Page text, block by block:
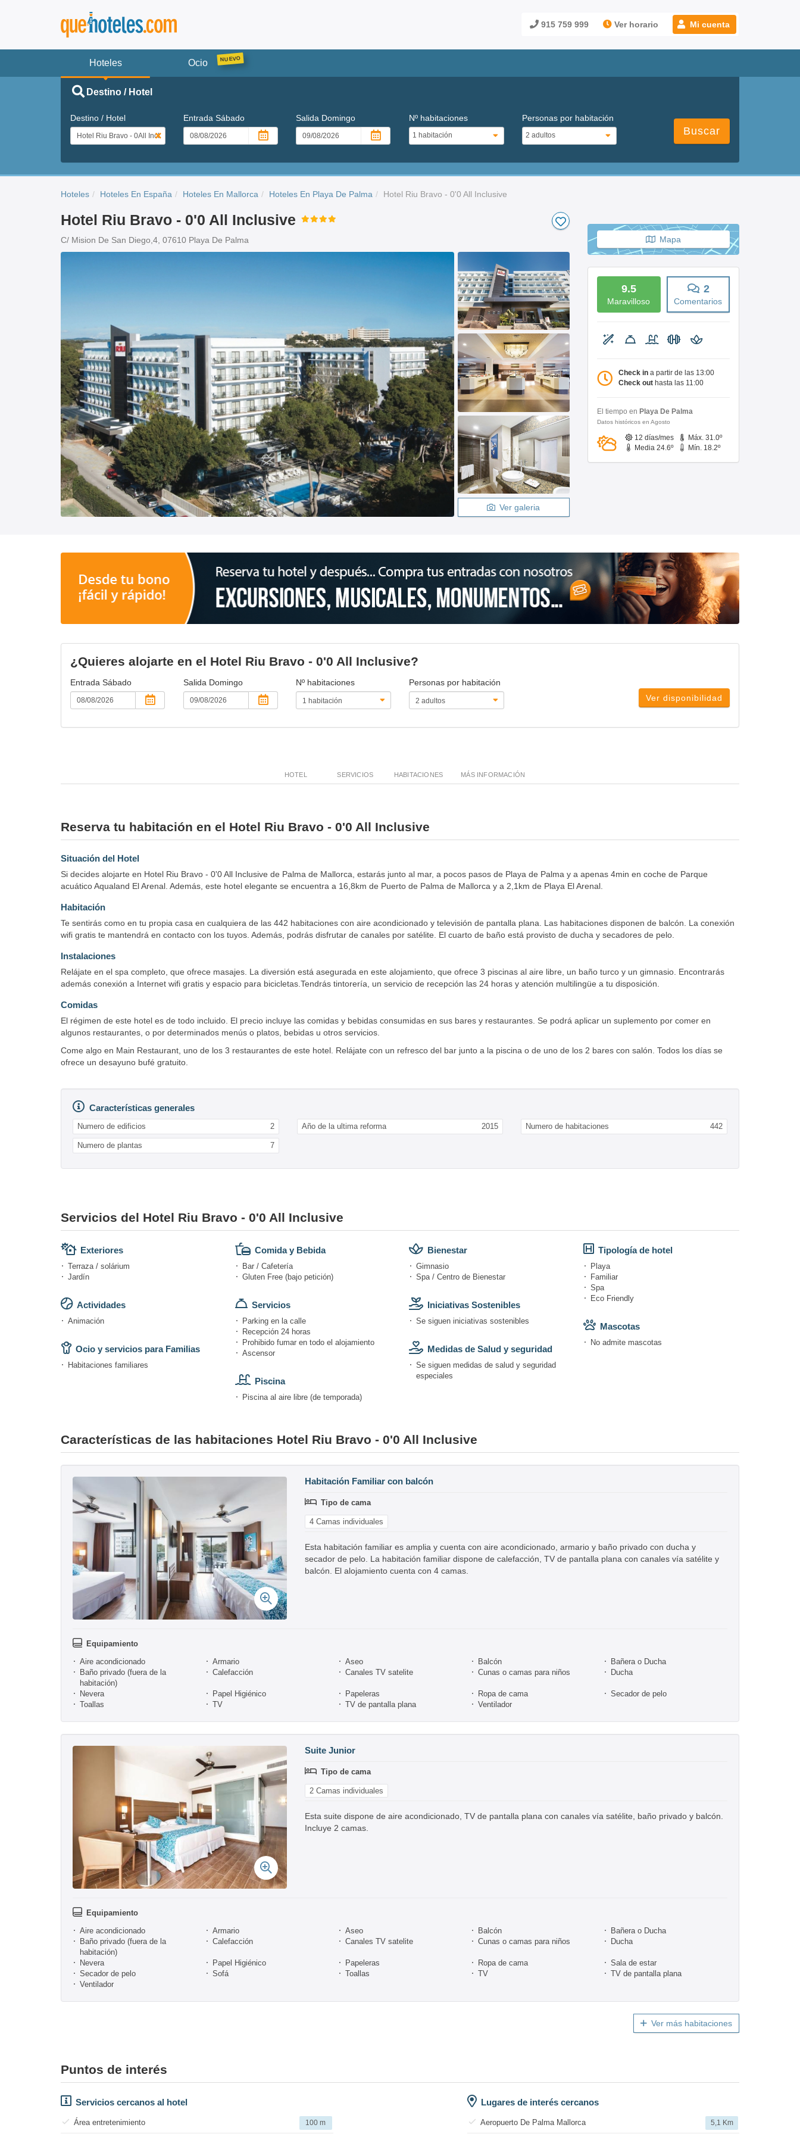
915 759 999 Ver horario Mi cuenta
Hoteles Ocio
Destino / Hotel
Destino / Hotel Entrada Sábado Salida Domingo Nº habitaciones Personas por habitación
Buscar
Hoteles Hoteles En España Hoteles En Mallorca Hoteles En Playa De Palma Hotel Riu Bravo - 0'0 All Inclusive
Hotel Riu Bravo - 0'0 All Inclusive
C/ Mision De San Diego,4, 07610 Playa De Palma
Ver galeria
Mapa
9.5
Maravilloso
2
Comentarios
Check in a partir de las 13:00
Check out hasta las 11:00
El tiempo en Playa De Palma
Datos históricos en Agosto
12 días/mes
Máx. 31.0º
Media 24.6º
Mín. 18.2º
¿Quieres alojarte en el Hotel Riu Bravo - 0'0 All Inclusive?
Entrada Sábado Salida Domingo Nº habitaciones
Personas por habitación
Ver disponibilidad
HOTEL SERVICIOS HABITACIONES MÁS INFORMACIÓN
Reserva tu habitación en el Hotel Riu Bravo - 0'0 All Inclusive
Situación del Hotel
Si decides alojarte en Hotel Riu Bravo - 0'0 All Inclusive de Palma de Mallorca, estarás junto al mar, a pocos pasos de Playa de Palma y a apenas 4min en coche de Parque
acuático Aqualand El Arenal. Además, este hotel elegante se encuentra a 16,8km de Puerto de Palma de Mallorca y a 2,1km de Playa El Arenal.
Habitación
Te sentirás como en tu propia casa en cualquiera de las 442 habitaciones con aire acondicionado y televisión de pantalla plana. Las habitaciones disponen de balcón. La conexión
wifi gratis te mantendrá en contacto con los tuyos. Además, podrás disfrutar de canales por satélite. El cuarto de baño está provisto de ducha y secadores de pelo.
Instalaciones
Relájate en el spa completo, que ofrece masajes. La diversión está asegurada en este alojamiento, que ofrece 3 piscinas al aire libre, un baño turco y un gimnasio. Encontrarás
además conexión a Internet wifi gratis y espacio para bicicletas.Tendrás tintorería, un servicio de recepción las 24 horas y atención multilingüe a tu disposición.
Comidas
El régimen de este hotel es de todo incluido. El precio incluye las comidas y bebidas consumidas en sus bares y restaurantes. Se podrá aplicar un suplemento por comer en
algunos restaurantes, o por determinados menús o platos, bebidas u otros servicios.
Come algo en Main Restaurant, uno de los 3 restaurantes de este hotel. Relájate con un refresco del bar junto a la piscina o de uno de los 2 bares con salón. Todos los días se
ofrece un desayuno bufé gratuito.
Características generales
Numero de edificios 2 Año de la ultima reforma 2015 Numero de habitaciones 442
Numero de plantas 7
Servicios del Hotel Riu Bravo - 0'0 All Inclusive
Exteriores
Terraza / solárium
Jardín
Actividades
Animación
Ocio y servicios para Familias
Habitaciones familiares
Comida y Bebida
Bar / Cafetería
Gluten Free (bajo petición)
Servicios
Parking en la calle
Recepción 24 horas
Prohibido fumar en todo el alojamiento
Ascensor
Piscina
Piscina al aire libre (de temporada)
Bienestar
Gimnasio
Spa / Centro de Bienestar
Iniciativas Sostenibles
Se siguen iniciativas sostenibles
Medidas de Salud y seguridad
Se siguen medidas de salud y seguridad
especiales
Tipología de hotel
Playa
Familiar
Spa
Eco Friendly
Mascotas
No admite mascotas
Características de las habitaciones Hotel Riu Bravo - 0'0 All Inclusive
Habitación Familiar con balcón
Tipo de cama
4 Camas individuales
Esta habitación familiar es amplia y cuenta con aire acondicionado, armario y baño privado con ducha y
secador de pelo. La habitación familiar dispone de calefacción, TV de pantalla plana con canales vía satélite y
balcón. El alojamiento cuenta con 4 camas.
Equipamiento
Aire acondicionado
Armario Aseo Balcón
Bañera o Ducha
Baño privado (fuera de la
habitación)
Calefacción Canales TV satelite Cunas o camas para niños Ducha
Nevera Papel Higiénico Papeleras Ropa de cama
Secador de pelo
Toallas
TV TV de pantalla plana Ventilador
Suite Junior
Tipo de cama
2 Camas individuales
Esta suite dispone de aire acondicionado, TV de pantalla plana con canales vía satélite, baño privado y balcón.
Incluye 2 camas.
Equipamiento
Aire acondicionado
Armario Aseo Balcón
Bañera o Ducha
Baño privado (fuera de la
habitación)
Calefacción Canales TV satelite Cunas o camas para niños Ducha
Nevera Papel Higiénico Papeleras Ropa de cama
Sala de estar
Secador de pelo
Sofá Toallas TV
TV de pantalla plana
Ventilador
Ver más habitaciones
Puntos de interés
Servicios cercanos al hotel
Área entretenimiento 100 m
Lugares de interés cercanos
Aeropuerto De Palma Mallorca 5,1 Km